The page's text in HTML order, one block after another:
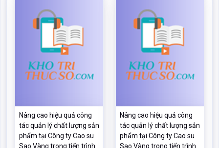
Nâng cao hiệu quả công
tác quản lý chất lượng sản
phẩm tại Công ty Cao su
Sao Vàng trong tiến trình
Nâng cao hiệu quả công
tác quản lý chất lượng sản
phẩm tại Công ty Cao su
Sao Vàng trong tiến trình